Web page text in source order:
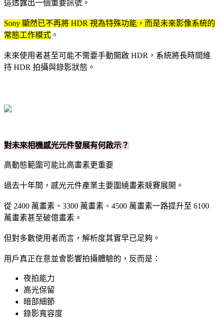
這透露出一個重要訊號。
Sony 顯然已不再將 HDR 視為特殊功能，而是未來影像系統的
常態工作模式 。
未來使用者甚至可能不需要手動開啟 HDR，系統將長時間維
持 HDR 拍攝與錄影狀態。
對未來相機感光元件發展有何啟示？
高動態範圍可能比高畫素更重要
過去十年間，感光元件產業主要圍繞畫素競賽展開。
從 2400 萬畫素、3300 萬畫素、4500 萬畫素一路提升至 6100
萬畫素甚至破億畫素。
但對多數使用者而言，解析度其實早已足夠。
用戶真正在意並會影響拍攝體驗的，反而是：
夜拍能力
高光保留
暗部細節
錄影寬容度